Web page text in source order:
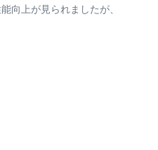
向上が見られましたが、